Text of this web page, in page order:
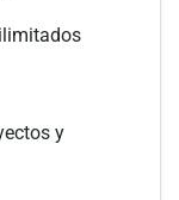
y